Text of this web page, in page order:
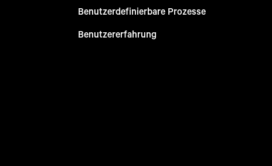
Benutzerdefinierbare Prozesse
Benutzererfahrung